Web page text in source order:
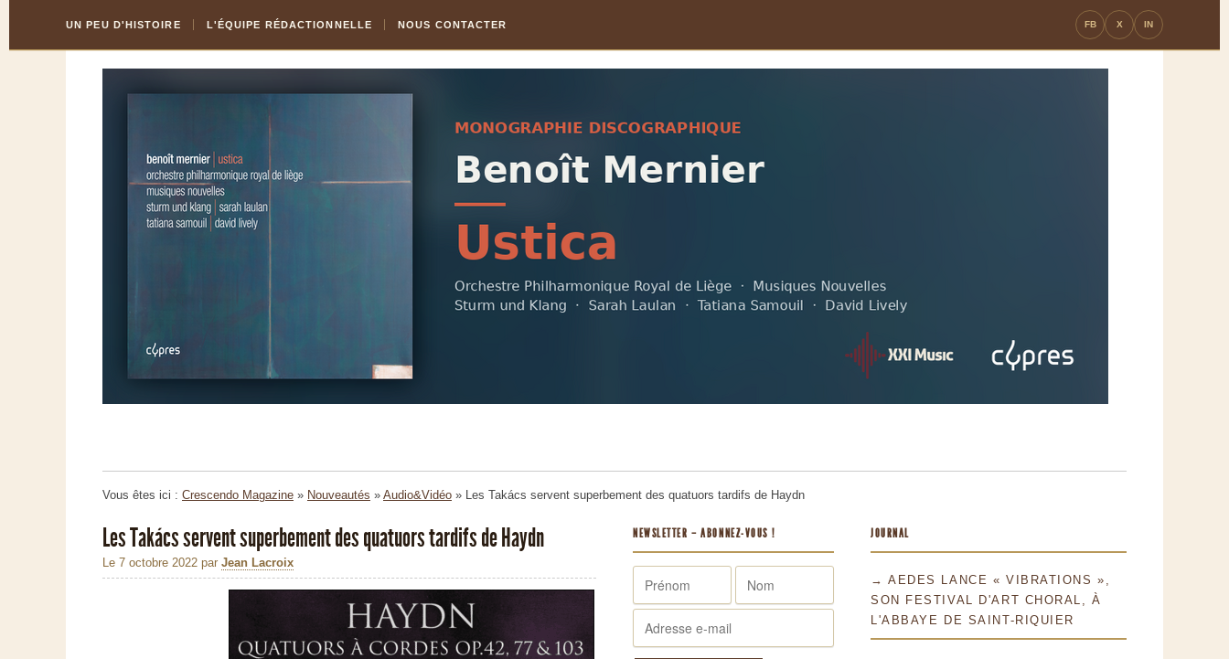
Content
la
UN PEU D'HISTOIRE L'ÉQUIPE RÉDACTIONNELLE NOUS CONTACTER FB X IN
Vous êtes ici : Crescendo Magazine » Nouveautés » Audio&Vidéo » Les Takács servent superbement des quatuors tardifs de Haydn
Les Takács servent superbement des quatuors tardifs de Haydn
Le 7 octobre 2022 par Jean Lacroix
NEWSLETTER – ABONNEZ-VOUS ! JOURNAL
→ AEDES LANCE « VIBRATIONS »,
SON FESTIVAL D'ART CHORAL, À
L'ABBAYE DE SAINT-RIQUIER